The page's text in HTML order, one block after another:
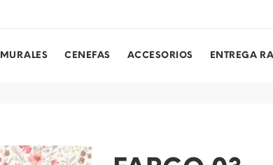
MURALES CENEFAS ACCESORIOS ENTREGA